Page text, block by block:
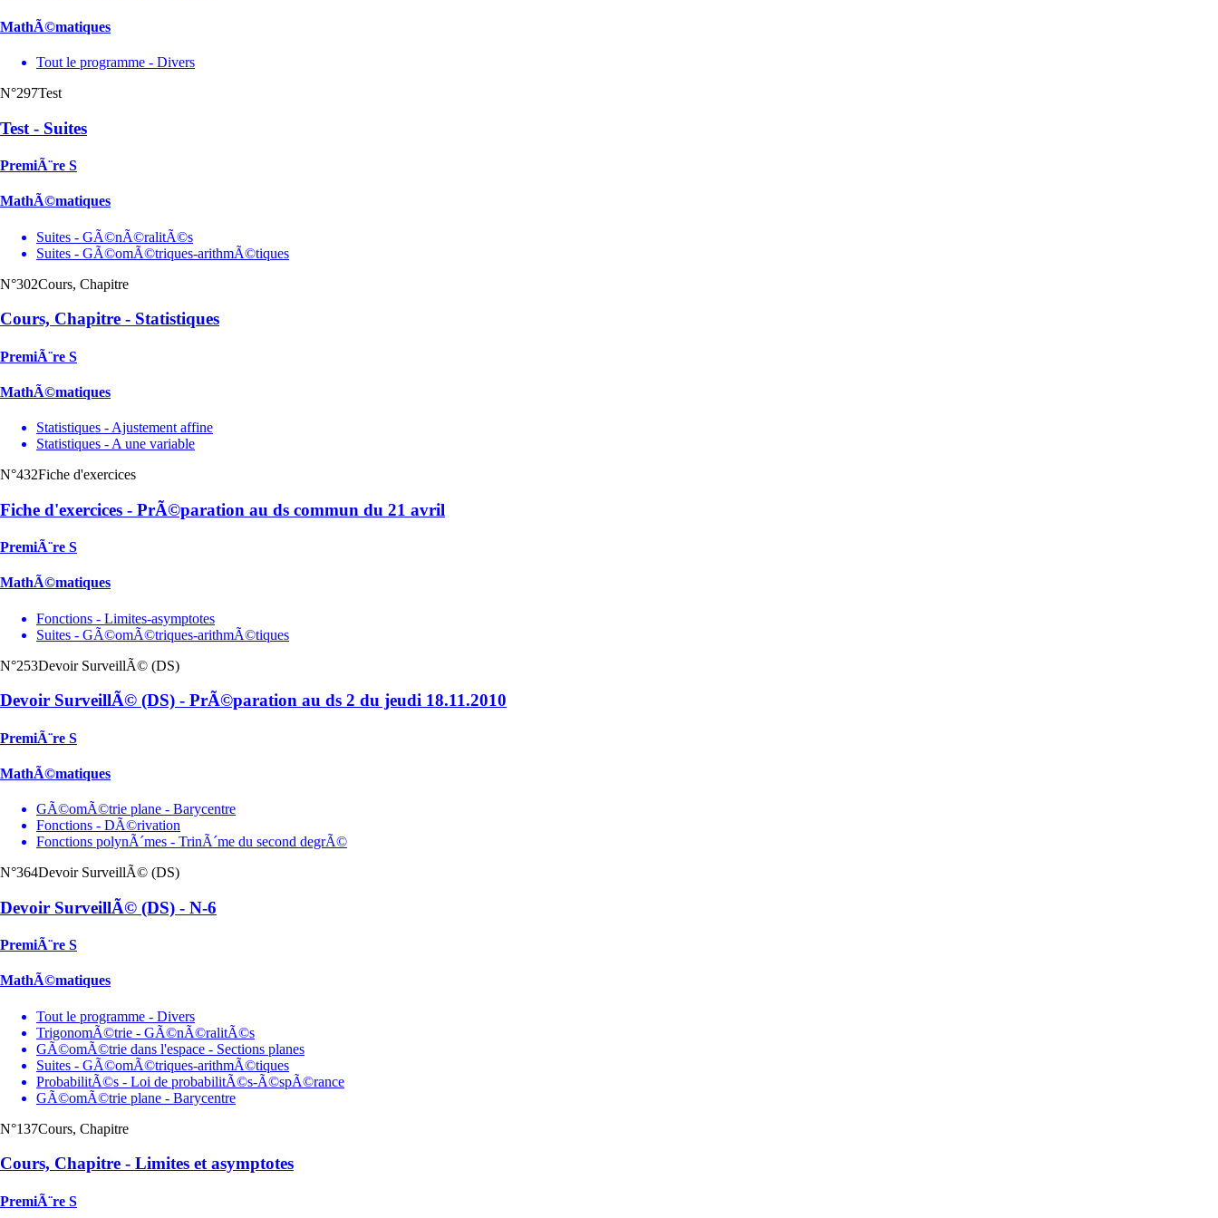
MathÃ©matiques
Tout le programme - Divers
N°297Test
Test - Suites
PremiÃ¨re S
MathÃ©matiques
Suites - GÃ©nÃ©ralitÃ©s
Suites - GÃ©omÃ©triques-arithmÃ©tiques
N°302Cours, Chapitre
Cours, Chapitre - Statistiques
PremiÃ¨re S
MathÃ©matiques
Statistiques - Ajustement affine
Statistiques - A une variable
N°432Fiche d'exercices
Fiche d'exercices - PrÃ©paration au ds commun du 21 avril
PremiÃ¨re S
MathÃ©matiques
Fonctions - Limites-asymptotes
Suites - GÃ©omÃ©triques-arithmÃ©tiques
N°253Devoir SurveillÃ© (DS)
Devoir SurveillÃ© (DS) - PrÃ©paration au ds 2 du jeudi 18.11.2010
PremiÃ¨re S
MathÃ©matiques
GÃ©omÃ©trie plane - Barycentre
Fonctions - DÃ©rivation
Fonctions polynÃ´mes - TrinÃ´me du second degrÃ©
N°364Devoir SurveillÃ© (DS)
Devoir SurveillÃ© (DS) - N-6
PremiÃ¨re S
MathÃ©matiques
Tout le programme - Divers
TrigonomÃ©trie - GÃ©nÃ©ralitÃ©s
GÃ©omÃ©trie dans l'espace - Sections planes
Suites - GÃ©omÃ©triques-arithmÃ©tiques
ProbabilitÃ©s - Loi de probabilitÃ©s-Ã©spÃ©rance
GÃ©omÃ©trie plane - Barycentre
N°137Cours, Chapitre
Cours, Chapitre - Limites et asymptotes
PremiÃ¨re S